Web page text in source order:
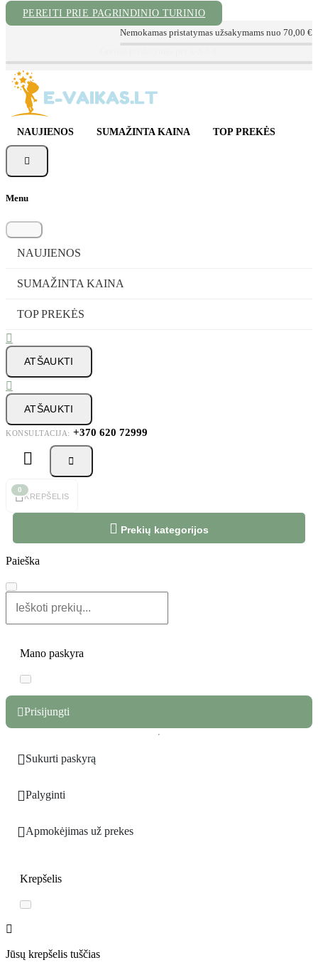
PEREITI PRIE PAGRINDINIO TURINIO
Nemokamas pristatymas užsakymams nuo 70,00 €
NAUJIENOS SUMAŽINTA KAINA TOP PREKĖS

Menu
NAUJIENOS
SUMAŽINTA KAINA
TOP PREKĖS

ATŠAUKTI

ATŠAUKTI
KONSULTACIJA: +370 620 72999
 

0
KREPŠELIS
 Prekių kategorijos
Paieška
Mano paskyra
Prisijungti
Sukurti paskyrą
Palyginti
Apmokėjimas už prekes
Krepšelis

Jūsų krepšelis tuščias